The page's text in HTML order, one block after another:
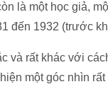
là một học giả,
đến 1932 (trước
và rất khác với
một góc nhìn